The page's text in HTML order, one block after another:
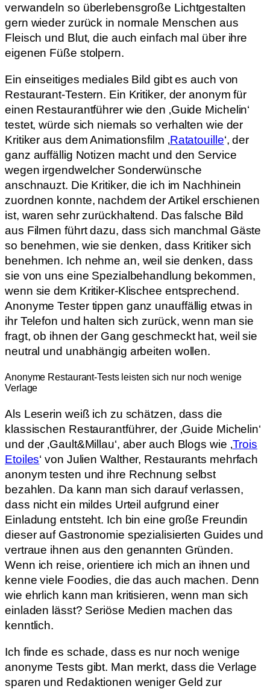
verwandeln so überlebensgroße Lichtgestalten
gern wieder zurück in normale Menschen aus
Fleisch und Blut, die auch einfach mal über ihre
eigenen Füße stolpern.
Ein einseitiges mediales Bild gibt es auch von
Restaurant-Testern. Ein Kritiker, der anonym für
einen Restaurantführer wie den ‚Guide Michelin‘
testet, würde sich niemals so verhalten wie der
Kritiker aus dem Animationsfilm ‚Ratatouille‘, der
ganz auffällig Notizen macht und den Service
wegen irgendwelcher Sonderwünsche
anschnauzt. Die Kritiker, die ich im Nachhinein
zuordnen konnte, nachdem der Artikel erschienen
ist, waren sehr zurückhaltend. Das falsche Bild
aus Filmen führt dazu, dass sich manchmal Gäste
so benehmen, wie sie denken, dass Kritiker sich
benehmen. Ich nehme an, weil sie denken, dass
sie von uns eine Spezialbehandlung bekommen,
wenn sie dem Kritiker-Klischee entsprechend.
Anonyme Tester tippen ganz unauffällig etwas in
ihr Telefon und halten sich zurück, wenn man sie
fragt, ob ihnen der Gang geschmeckt hat, weil sie
neutral und unabhängig arbeiten wollen.
Anonyme Restaurant-Tests leisten sich nur noch wenige
Verlage
Als Leserin weiß ich zu schätzen, dass die
klassischen Restaurantführer, der ‚Guide Michelin‘
und der ‚Gault&Millau‘, aber auch Blogs wie ‚Trois
Etoiles‘ von Julien Walther, Restaurants mehrfach
anonym testen und ihre Rechnung selbst
bezahlen. Da kann man sich darauf verlassen,
dass nicht ein mildes Urteil aufgrund einer
Einladung entsteht. Ich bin eine große Freundin
dieser auf Gastronomie spezialisierten Guides und
vertraue ihnen aus den genannten Gründen.
Wenn ich reise, orientiere ich mich an ihnen und
kenne viele Foodies, die das auch machen. Denn
wie ehrlich kann man kritisieren, wenn man sich
einladen lässt? Seriöse Medien machen das
kenntlich.
Ich finde es schade, dass es nur noch wenige
anonyme Tests gibt. Man merkt, dass die Verlage
sparen und Redaktionen weniger Geld zur